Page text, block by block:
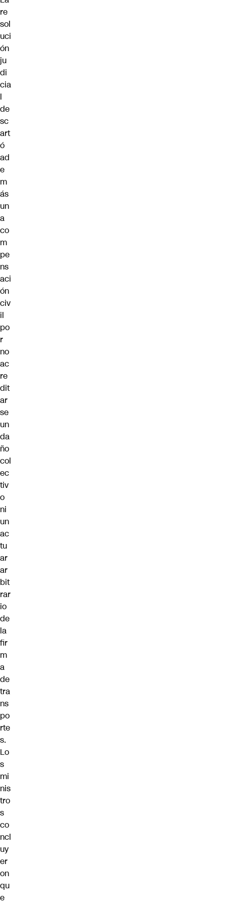
re
sol
uci
ón
ju
di
cia
l
de
sc
art
ó
ad
e
m
ás
un
a
co
m
pe
ns
aci
ón
civ
il
po
r
no
ac
re
dit
ar
se
un
da
ño
col
ec
tiv
o
ni
un
ac
tu
ar
ar
bit
rar
io
de
la
fir
m
a
de
tra
ns
po
rte
s.
Lo
s
mi
nis
tro
s
co
ncl
uy
er
on
qu
e